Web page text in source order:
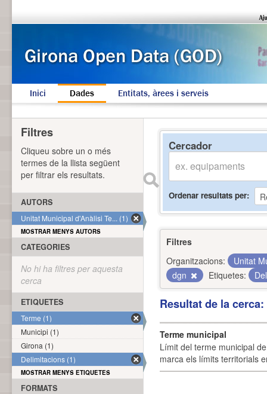
Inici Dades Entitats, àrees i serveis
Cercador
Ordenar resultats per
Filtres
Organitzacions:
Unitat
dgn
Etiquetes:
Resultat de la
Terme municipal
Límit del terme municipal
marca els límits territorials
Filtres
Cliqueu sobre un o més
termes de la llista següent
per filtrar els resultats.
AUTORS
Unitat Municipal d'Anàlisi Te... (1)
MOSTRAR MENYS AUTORS
CATEGORIES
No hi ha filtres per aquesta
cerca
ETIQUETES
Terme (1)
Municipi (1)
Girona (1)
Delimitacions (1)
MOSTRAR MENYS ETIQUETES
FORMATS